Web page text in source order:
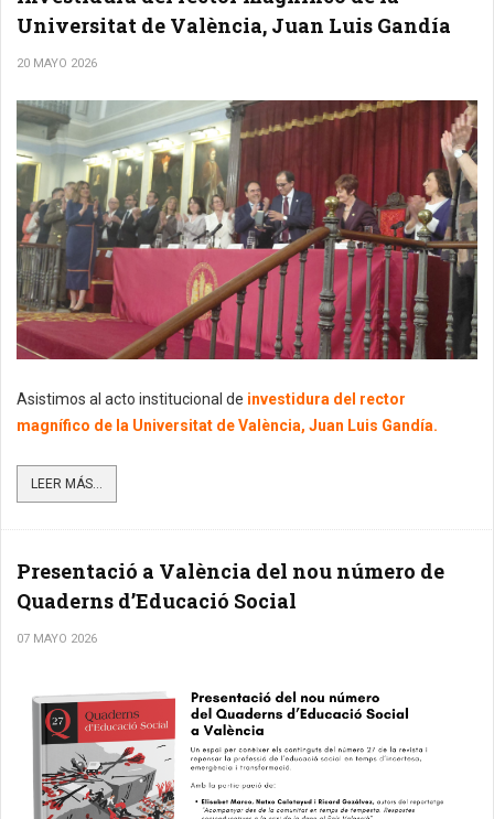
Universitat de València, Juan Luis Gandía
20 MAYO 2026
Asistimos al acto institucional de investidura del rector
magnífico de la Universitat de València, Juan Luis Gandía.
LEER MÁS...
Presentació a València del nou número de
Quaderns d’Educació Social
07 MAYO 2026